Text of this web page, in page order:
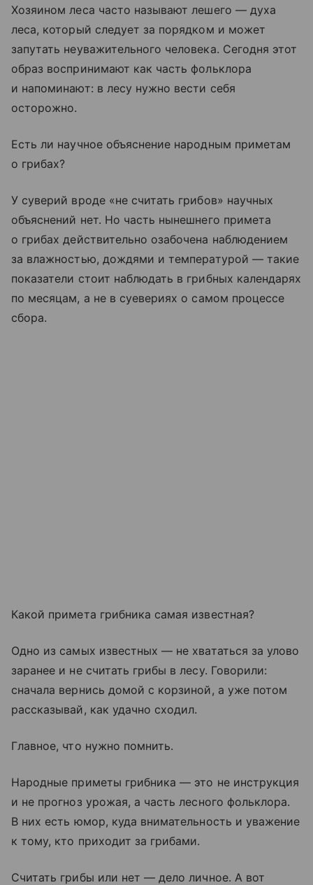
Хозяином леса часто называют лешего — духа
леса, который следует за порядком и может
запутать неуважительного человека. Сегодня этот
образ воспринимают как часть фольклора
и напоминают: в лесу нужно вести себя
осторожно.
Есть ли научное объяснение народным приметам
о грибах?
У суверий вроде «не считать грибов» научных
объяснений нет. Но часть нынешнего примета
о грибах действительно озабочена наблюдением
за влажностью, дождями и температурой — такие
показатели стоит наблюдать в грибных календарях
по месяцам, а не в суевериях о самом процессе
сбора.
Какой примета грибника самая известная?
Одно из самых известных — не хвататься за улово
заранее и не считать грибы в лесу. Говорили:
сначала вернись домой с корзиной, а уже потом
рассказывай, как удачно сходил.
Главное, что нужно помнить.
Народные приметы грибника — это не инструкция
и не прогноз урожая, а часть лесного фольклора.
В них есть юмор, куда внимательность и уважение
к тому, кто приходит за грибами.
Считать грибы или нет — дело личное. А вот